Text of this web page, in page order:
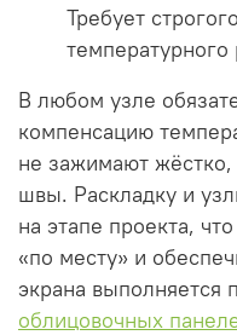
Требует
В любом узле
компенсацию
не зажимают жёстко,
швы. Раскладку и
на этапе проекта,
«по месту» и
экрана выполняется
облицовочных